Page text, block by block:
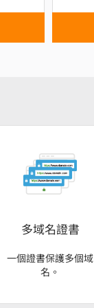
多域名證書
一個證書保護多個域
名。